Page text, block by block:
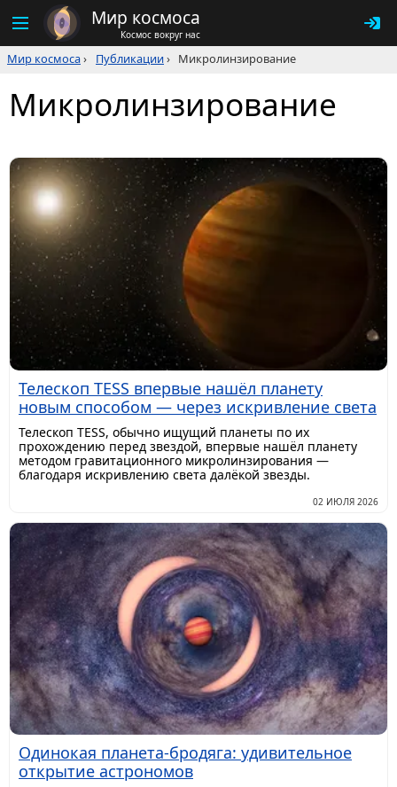
Мир космоса
Космос вокруг нас
Мир космоса› Публикации› Микролинзирование
Микролинзирование
Телескоп TESS впервые нашёл планету
новым способом — через искривление света
Телескоп TESS, обычно ищущий планеты по их
прохождению перед звездой, впервые нашёл планету
методом гравитационного микролинзирования —
благодаря искривлению света далёкой звезды.
02 ИЮЛЯ 2026
Одинокая планета-бродяга: удивительное
открытие астрономов